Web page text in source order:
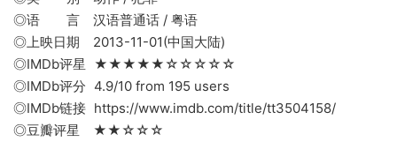
◎语 言 汉语普通话 / 粤语
◎上映日期 2013-11-01(中国大陆)
◎IMDb评星 ★★★★★☆☆☆☆☆
◎IMDb评分 4.9/10 from 195 users
◎IMDb链接 https://www.imdb.com/title/tt3504158/
◎豆瓣评星 ★★☆☆☆